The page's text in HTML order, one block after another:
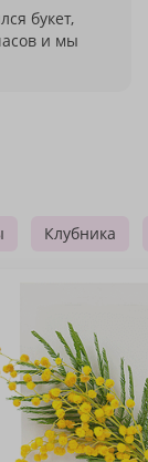
букет,
и мы
Клубника